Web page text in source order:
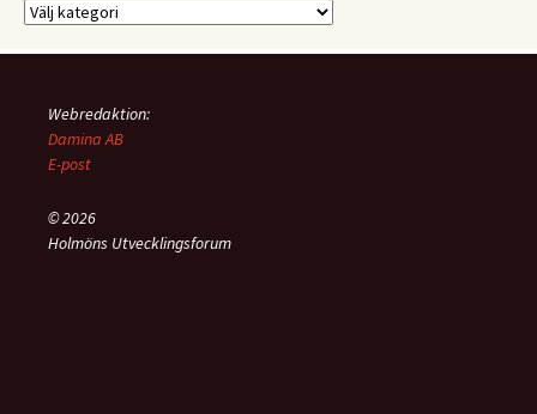
Kategorier
Webredaktion:
Damina AB
E-post
© 2026
Holmöns Utvecklingsforum